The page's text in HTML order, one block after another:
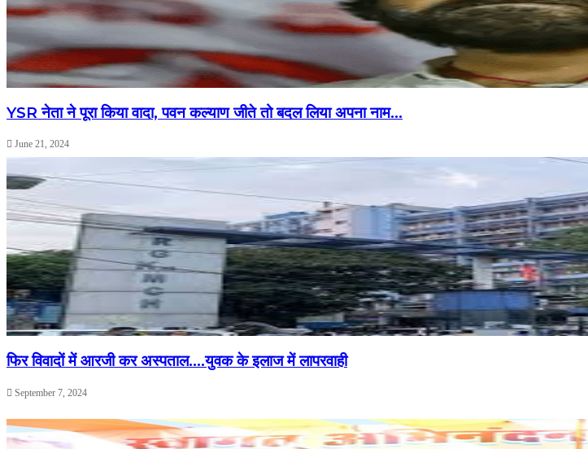
YSR नेता ने पूरा किया वादा, पवन कल्याण जीते तो बदल लिया अपना नाम…
June 21, 2024
फिर विवादों में आरजी कर अस्पताल….युवक के इलाज में लापरवाही
September 7, 2024